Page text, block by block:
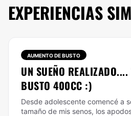
EXPERIENCIAS
AUMENTO DE BUSTO
UN SUEÑO REALIZADO....
BUSTO 400CC :)
Desde adolescente comencé a
tamaño de mis senos, los